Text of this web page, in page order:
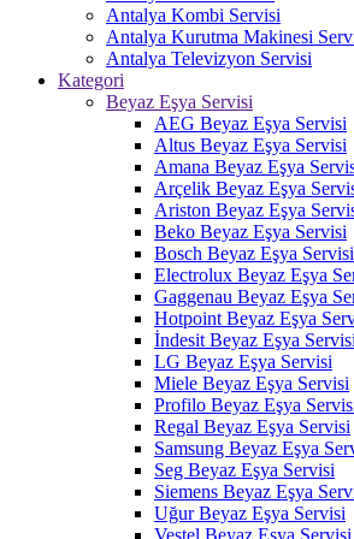
Antalya Kombi Servisi
Antalya Kurutma Makinesi
Antalya Televizyon Servisi
Kategori
Beyaz Eşya Servisi
AEG Beyaz Eşya Servisi
Altus Beyaz Eşya Servisi
Amana Beyaz Eşya
Arçelik Beyaz Eşya
Ariston Beyaz Eşya
Beko Beyaz Eşya Servisi
Bosch Beyaz Eşya Servisi
Electrolux Beyaz Eşya
Gaggenau Beyaz Eşya
Hotpoint Beyaz Eşya
İndesit Beyaz Eşya Servisi
LG Beyaz Eşya Servisi
Miele Beyaz Eşya Servisi
Profilo Beyaz Eşya
Regal Beyaz Eşya Servisi
Samsung Beyaz Eşya
Seg Beyaz Eşya Servisi
Siemens Beyaz Eşya
Uğur Beyaz Eşya Servisi
Vestel Beyaz Eşya Servisi